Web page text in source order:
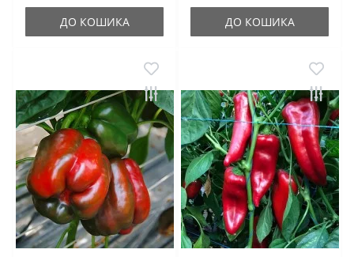
ДО КОШИКА ДО КОШИКА